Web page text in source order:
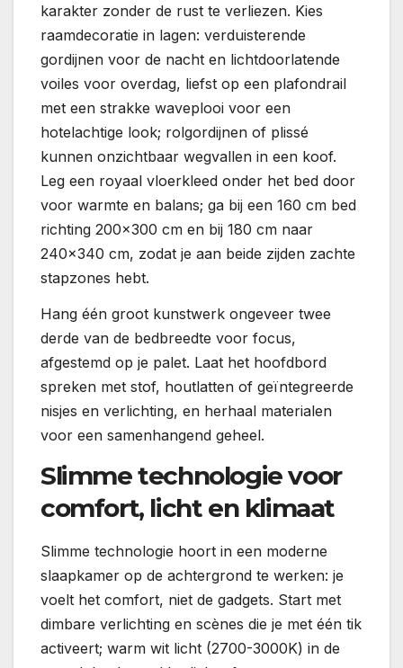
karakter zonder de rust te verliezen. Kies
raamdecoratie in lagen: verduisterende
gordijnen voor de nacht en lichtdoorlatende
voiles voor overdag, liefst op een plafondrail
met een strakke waveplooi voor een
hotelachtige look; rolgordijnen of plissé
kunnen onzichtbaar wegvallen in een koof.
Leg een royaal vloerkleed onder het bed door
voor warmte en balans; ga bij een 160 cm bed
richting 200×300 cm en bij 180 cm naar
240×340 cm, zodat je aan beide zijden zachte
stapzones hebt.
Hang één groot kunstwerk ongeveer twee
derde van de bedbreedte voor focus,
afgestemd op je palet. Laat het hoofdbord
spreken met stof, houtlatten of geïntegreerde
nisjes en verlichting, en herhaal materialen
voor een samenhangend geheel.
Slimme technologie voor
comfort, licht en klimaat
Slimme technologie hoort in een moderne
slaapkamer op de achtergrond te werken: je
voelt het comfort, niet de gadgets. Start met
dimbare verlichting en scènes die je met één tik
activeert; warm wit licht (2700-3000K) in de